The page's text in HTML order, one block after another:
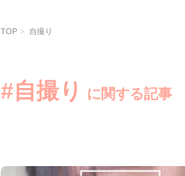
TOP 自撮り
#自撮り に関する記事